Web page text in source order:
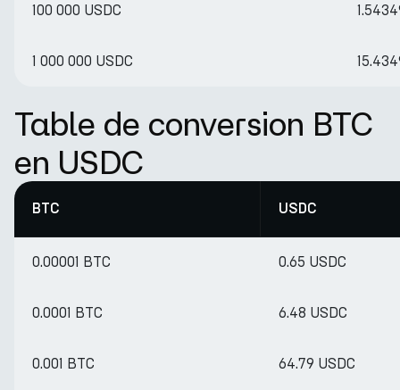
100 000 USDC
1 000 000 USDC
Table de conversion BTC
en USDC
BTC USDC
0.00001 BTC 0.65 USDC
0.0001 BTC 6.48 USDC
0.001 BTC 64.79 USDC